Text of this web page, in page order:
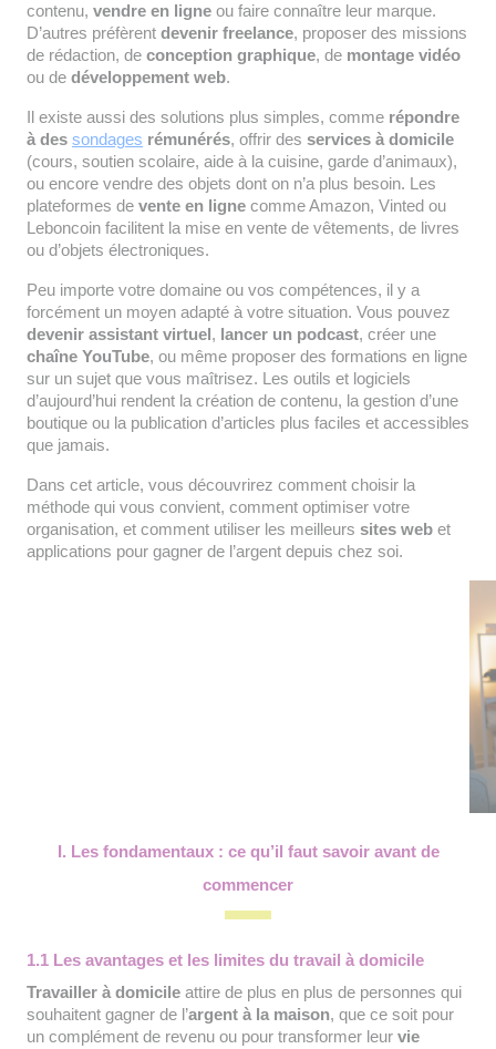
contenu, vendre en ligne ou faire connaître leur marque.
D’autres préfèrent devenir freelance, proposer des missions
de rédaction, de conception graphique, de montage vidéo
ou de développement web.
Il existe aussi des solutions plus simples, comme répondre
à des sondages rémunérés, offrir des services à domicile
(cours, soutien scolaire, aide à la cuisine, garde d’animaux),
ou encore vendre des objets dont on n’a plus besoin. Les
plateformes de vente en ligne comme Amazon, Vinted ou
Leboncoin facilitent la mise en vente de vêtements, de livres
ou d’objets électroniques.
Peu importe votre domaine ou vos compétences, il y a
forcément un moyen adapté à votre situation. Vous pouvez
devenir assistant virtuel , lancer un podcast, créer une
chaîne YouTube, ou même proposer des formations en ligne
sur un sujet que vous maîtrisez. Les outils et logiciels
d’aujourd’hui rendent la création de contenu, la gestion d’une
boutique ou la publication d’articles plus faciles et accessibles
que jamais.
Dans cet article, vous découvrirez comment choisir la
méthode qui vous convient, comment optimiser votre
organisation, et comment utiliser les meilleurs sites web et
applications pour gagner de l’argent depuis chez soi.
I. Les fondamentaux : ce qu’il faut savoir avant de
commencer
1.1 Les avantages et les limites du travail à domicile
Travailler à domicile attire de plus en plus de personnes qui
souhaitent gagner de l’argent à la maison, que ce soit pour
un complément de revenu ou pour transformer leur vie